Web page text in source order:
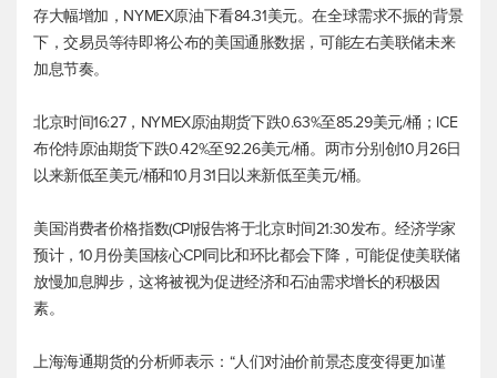
存大幅增加，NYMEX原油下看84.31美元。在全球需求不振的背景
下，交易员等待即将公布的美国通胀数据，可能左右美联储未来
加息节奏。
北京时间16:27，NYMEX原油期货下跌0.63%至85.29美元/桶；ICE
布伦特原油期货下跌0.42%至92.26美元/桶。两市分别创10月26日
以来新低至美元/桶和10月31日以来新低至美元/桶。
美国消费者价格指数(CPI)报告将于北京时间21:30发布。经济学家
预计，10月份美国核心CPI同比和环比都会下降，可能促使美联储
放慢加息脚步，这将被视为促进经济和石油需求增长的积极因
素。
上海海通期货的分析师表示：“人们对油价前景态度变得更加谨